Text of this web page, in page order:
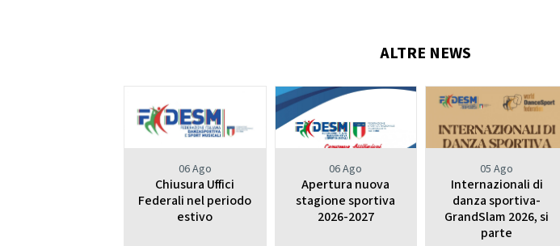
2022
La Disciplina
SETTORE CHEERLEADING E
La Disciplina
ALTRE NEWS
06 Ago
Chiusura Uffici
Federali nel periodo
estivo
06 Ago
Apertura nuova
stagione sportiva
2026-2027
05 Ago
Internazionali di
danza sportiva-
GrandSlam 2026, si
parte